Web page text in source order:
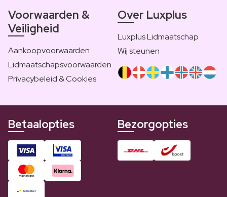
Voorwaarden &
Veiligheid
Aankoopvoorwaarden
Lidmaatschapsvoorwaarden
Privacybeleid & Cookies
Over Luxplus
Luxplus Lidmaatschap
Wij steunen
Betaalopties Bezorgopties